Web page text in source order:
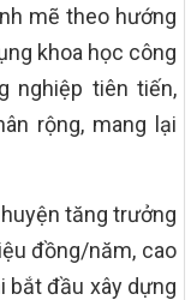
mẽ theo hướng
khoa học công
nghiệp tiên tiến,
rộng, mang lại
tăng trưởng
đồng/năm, cao
bắt đầu xây dựng